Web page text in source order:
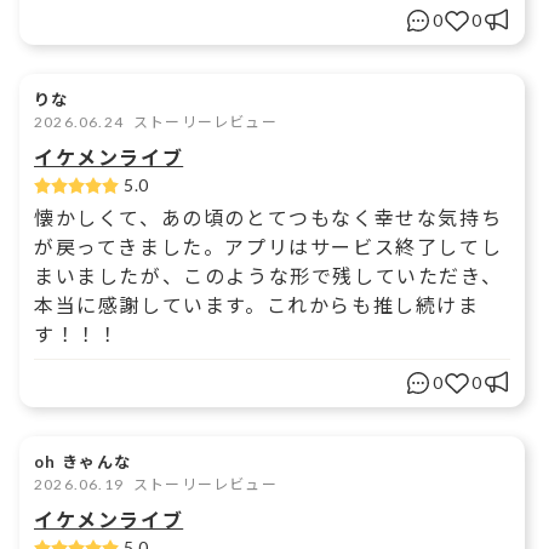
0 0
りな
2026.06.24 ストーリーレビュー
イケメンライブ
5.0
懐かしくて、あの頃のとてつもなく幸せな気持ち
が戻ってきました。アプリはサービス終了してし
まいましたが、このような形で残していただき、
本当に感謝しています。これからも推し続けま
す！！！
0 0
oh きゃんな
2026.06.19 ストーリーレビュー
イケメンライブ